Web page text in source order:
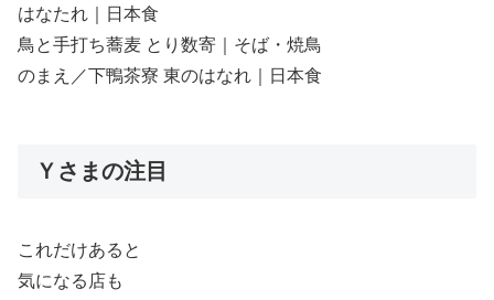
はなたれ｜日本食
鳥と手打ち蕎麦 とり数寄｜そば・焼鳥
のまえ／下鴨茶寮 東のはなれ｜日本食
Ｙさまの注目
これだけあると
気になる店も